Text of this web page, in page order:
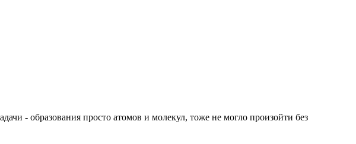
- образования просто атомов и молекул, тоже не могло произойти без